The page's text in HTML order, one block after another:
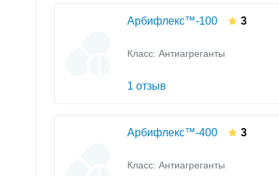
Арбифлекс™-100 3
Класс: Антиагреганты
1 отзыв
Арбифлекс™-400 3
Класс: Антиагреганты